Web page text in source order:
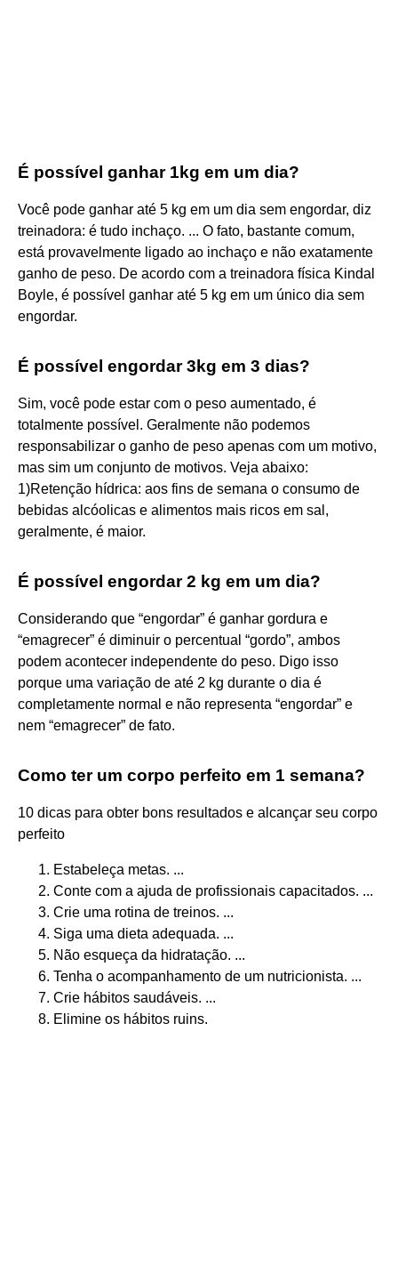
É possível ganhar 1kg em um dia?
Você pode ganhar até 5 kg em um dia sem engordar, diz
treinadora: é tudo inchaço. ... O fato, bastante comum,
está provavelmente ligado ao inchaço e não exatamente
ganho de peso. De acordo com a treinadora física Kindal
Boyle, é possível ganhar até 5 kg em um único dia sem
engordar.
É possível engordar 3kg em 3 dias?
Sim, você pode estar com o peso aumentado, é
totalmente possível. Geralmente não podemos
responsabilizar o ganho de peso apenas com um motivo,
mas sim um conjunto de motivos. Veja abaixo:
1)Retenção hídrica: aos fins de semana o consumo de
bebidas alcóolicas e alimentos mais ricos em sal,
geralmente, é maior.
É possível engordar 2 kg em um dia?
Considerando que “engordar” é ganhar gordura e
“emagrecer” é diminuir o percentual “gordo”, ambos
podem acontecer independente do peso. Digo isso
porque uma variação de até 2 kg durante o dia é
completamente normal e não representa “engordar” e
nem “emagrecer” de fato.
Como ter um corpo perfeito em 1 semana?
10 dicas para obter bons resultados e alcançar seu corpo
perfeito
Estabeleça metas. ...
Conte com a ajuda de profissionais capacitados. ...
Crie uma rotina de treinos. ...
Siga uma dieta adequada. ...
Não esqueça da hidratação. ...
Tenha o acompanhamento de um nutricionista. ...
Crie hábitos saudáveis. ...
Elimine os hábitos ruins.